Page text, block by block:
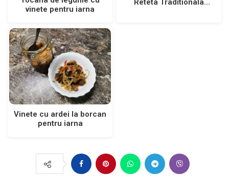
vinete pentru iarna
Reteta Traditionala
Vinete cu ardei la borcan
pentru iarna